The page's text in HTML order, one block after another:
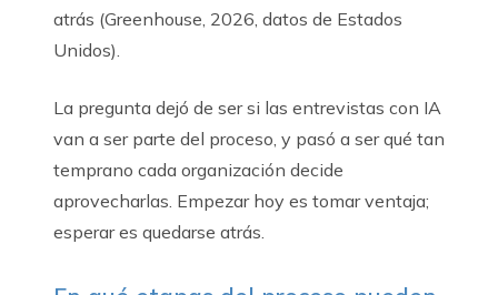
atrás (Greenhouse, 2026, datos de Estados
Unidos).
La pregunta dejó de ser si las entrevistas con IA
van a ser parte del proceso, y pasó a ser qué tan
temprano cada organización decide
aprovecharlas. Empezar hoy es tomar ventaja;
esperar es quedarse atrás.